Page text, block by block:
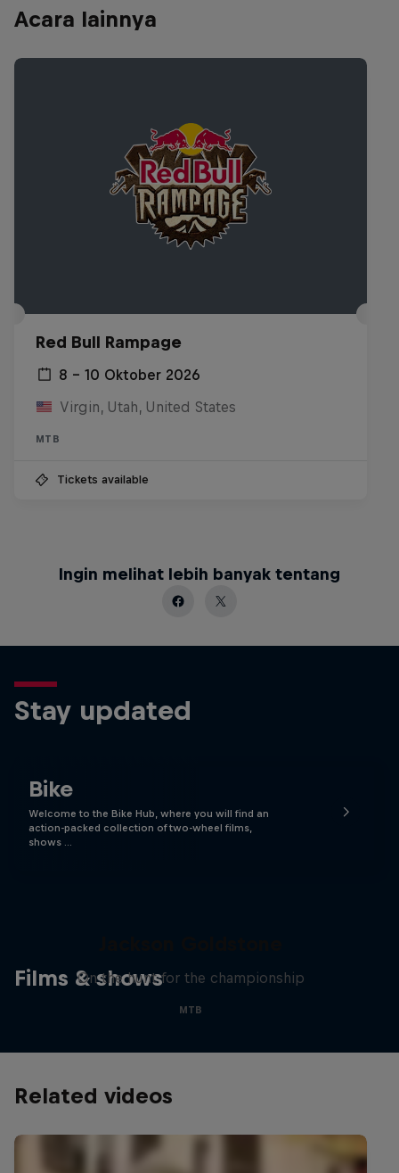
Acara lainnya
Red Bull Rampage
8 – 10 Oktober 2026
Virgin, Utah, United States
MTB
Tickets available
Ingin melihat lebih banyak tentang
Stay updated
Bike
Welcome to the Bike Hub, where you will find an
action-packed collection of two-wheel films,
shows …
Films & shows
On the hunt for the championship
MTB
Related videos